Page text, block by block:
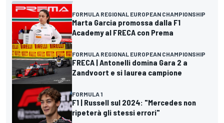
FORMULA REGIONAL EUROPEAN CHAMPIONSHIP
Marta Garcia promossa dalla F1
Academy al FRECA con Prema
FORMULA REGIONAL EUROPEAN CHAMPIONSHIP
FRECA | Antonelli domina Gara 2 a
Zandvoort e si laurea campione
FORMULA 1
F1 | Russell sul 2024: "Mercedes non
ripeterà gli stessi errori"